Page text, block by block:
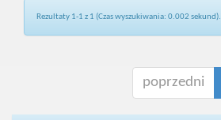
Rezultaty 1-1 z 1 (Czas wyszukiwania: 0.002 sekund).
poprzedni